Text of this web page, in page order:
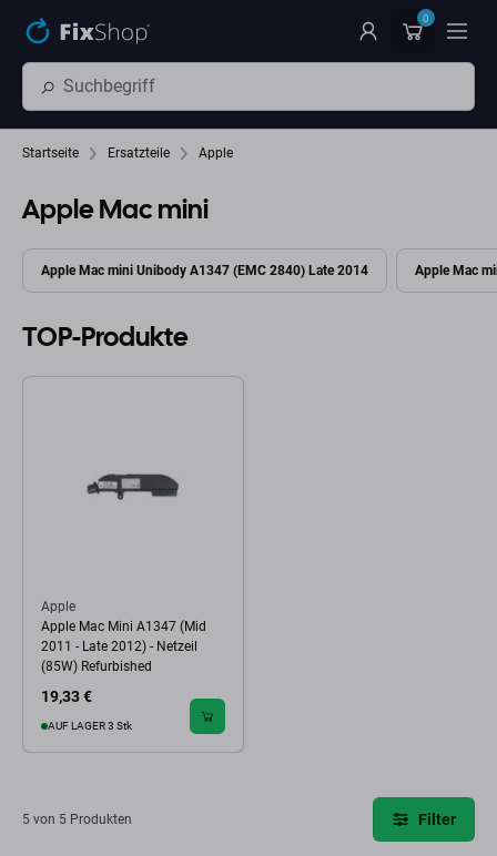
0
Startseite Ersatzteile Apple
Apple Mac mini
Apple Mac mini Unibody A1347 (EMC 2840) Late 2014 Apple Mac
TOP-Produkte
Apple
Apple Mac Mini A1347 (Mid
2011 - Late 2012) - Netzeil
(85W) Refurbished
19,33 €
AUF LAGER 3 Stk
5 von 5 Produkten Filter